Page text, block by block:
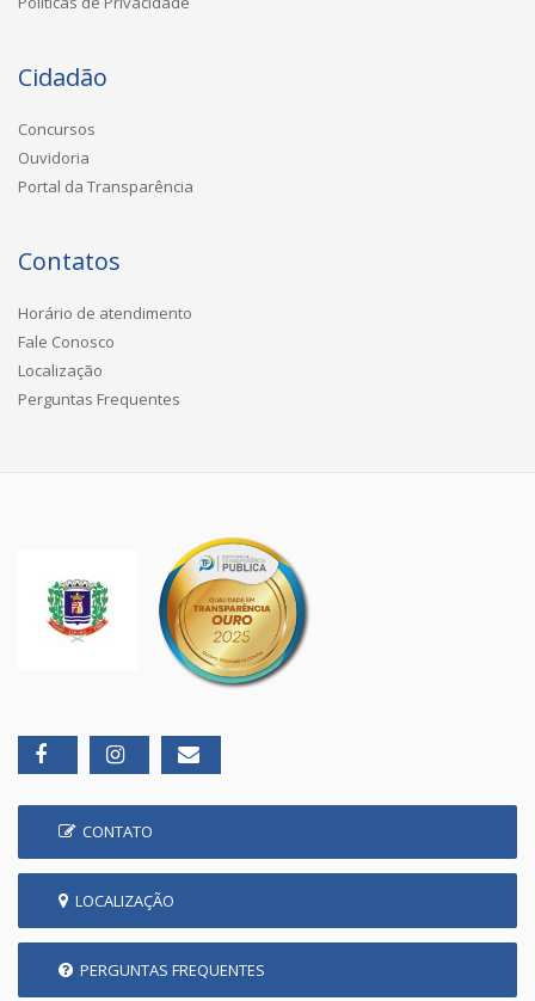
Cidadão
Concursos
Ouvidoria
Portal da Transparência
Contatos
Horário de atendimento
Fale Conosco
Localização
Perguntas Frequentes
CONTATO
LOCALIZAÇÃO
PERGUNTAS FREQUENTES